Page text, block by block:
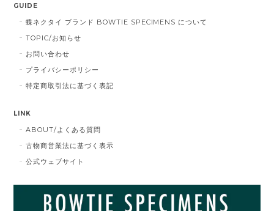
GUIDE
蝶ネクタイ ブランド BOWTIE SPECIMENS について
TOPIC/お知らせ
お問い合わせ
プライバシーポリシー
特定商取引法に基づく表記
LINK
ABOUT/よくある質問
古物商営業法に基づく表示
公式ウェブサイト